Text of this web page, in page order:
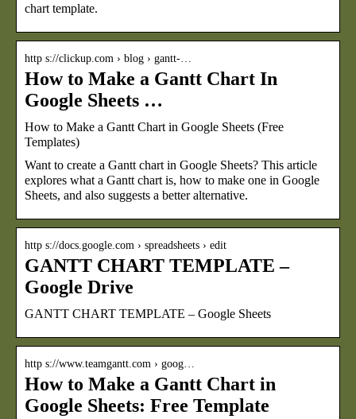
chart template.
http s://clickup.com › blog › gantt-…
How to Make a Gantt Chart In
Google Sheets …
How to Make a Gantt Chart in Google Sheets (Free
Templates)
Want to create a Gantt chart in Google Sheets? This article
explores what a Gantt chart is, how to make one in Google
Sheets, and also suggests a better alternative.
http s://docs.google.com › spreadsheets › edit
GANTT CHART TEMPLATE –
Google Drive
GANTT CHART TEMPLATE – Google Sheets
http s://www.teamgantt.com › goog…
How to Make a Gantt Chart in
Google Sheets: Free Template